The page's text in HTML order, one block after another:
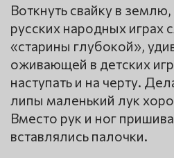
Воткнуть свайку в
русских народных играх
«старины глубокой»,
оживающей в детских
наступать и на черту.
липы маленький лук
Вместо рук и ног
вставлялись палочки.